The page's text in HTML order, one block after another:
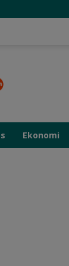
Ekonomi